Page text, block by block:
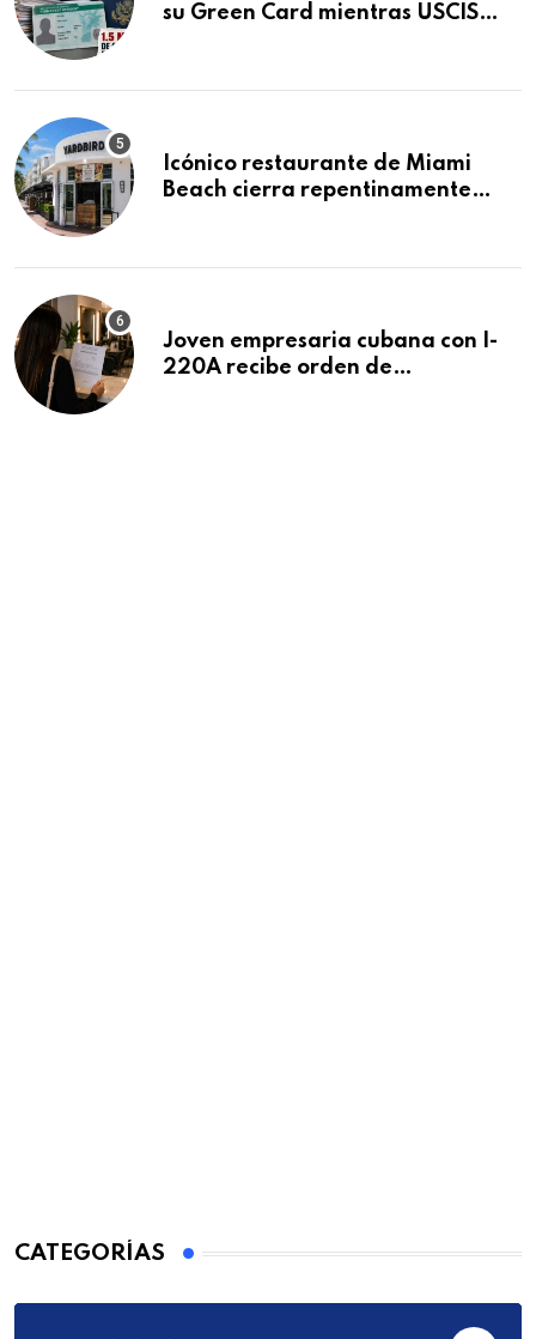
su Green Card mientras USCIS
Icónico restaurante de Miami
Beach cierra repentinamente
Joven empresaria cubana con I-
220A recibe orden de
CATEGORÍAS